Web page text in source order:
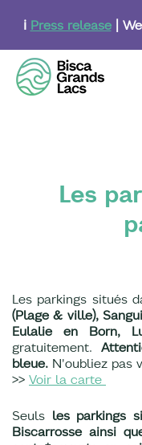
content
ℹ️ Press release|
Les
Les parkings situés
(Plage & ville),
Eulalie en Born,
gratuitement.
bleue. N'oubliez pas
>> Voir la carte
Seuls les parkings
Biscarrosse ainsi